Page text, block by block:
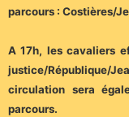
parcours : Costières/
A 17h, les cavaliers
justice/République/
circulation sera
parcours.